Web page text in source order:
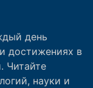
день
достижениях в
Читайте
науки и